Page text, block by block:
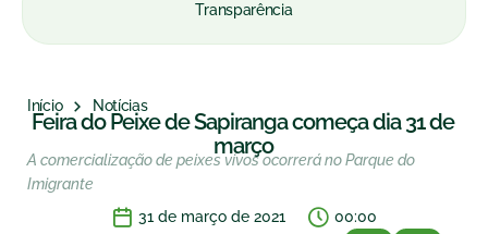
Transparência
Início Notícias
Feira do Peixe de Sapiranga começa dia 31 de
março
A comercialização de peixes vivos ocorrerá no Parque do
Imigrante
31 de março de 2021
00:00